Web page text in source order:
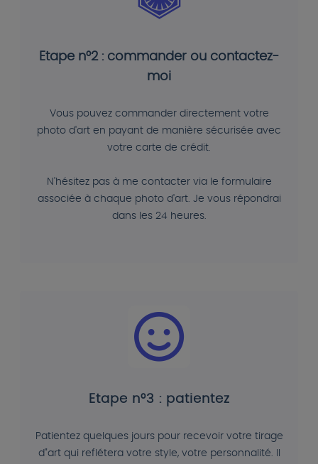
Etape n°2 : commander ou contactez-
moi
Vous pouvez commander directement votre
photo d'art en payant de manière sécurisée avec
votre carte de crédit.
N'hésitez pas à me contacter via le formulaire
associée à chaque photo d'art. Je vous répondrai
dans les 24 heures.
Etape n°3 : patientez
Patientez quelques jours pour recevoir votre tirage
d"art qui reflétera votre style, votre personnalité. Il